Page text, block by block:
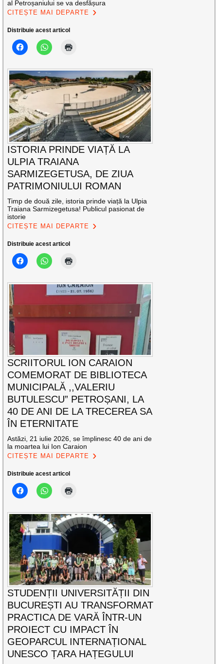
al Petroșaniului se va desfășura
CITEȘTE MAI DEPARTE
Distribuie acest articol
ISTORIA PRINDE VIAȚĂ LA
ULPIA TRAIANA
SARMIZEGETUSA, DE ZIUA
PATRIMONIULUI ROMAN
Timp de două zile, istoria prinde viață la Ulpia
Traiana Sarmizegetusa! Publicul pasionat de
istorie
CITEȘTE MAI DEPARTE
Distribuie acest articol
SCRIITORUL ION CARAION
COMEMORAT DE BIBLIOTECA
MUNICIPALĂ ,,VALERIU
BUTULESCU” PETROȘANI, LA
40 DE ANI DE LA TRECEREA SA
ÎN ETERNITATE
Astăzi, 21 iulie 2026, se împlinesc 40 de ani de
la moartea lui Ion Caraion
CITEȘTE MAI DEPARTE
Distribuie acest articol
STUDENȚII UNIVERSITĂȚII DIN
BUCUREȘTI AU TRANSFORMAT
PRACTICA DE VARĂ ÎNTR-UN
PROIECT CU IMPACT ÎN
GEOPARCUL INTERNAȚIONAL
UNESCO ȚARA HAȚEGULUI